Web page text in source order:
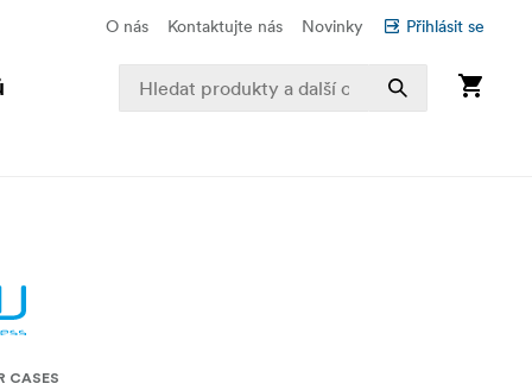
O nás Kontaktujte nás Novinky Přihlásit se
CASES